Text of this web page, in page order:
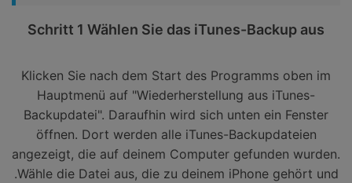
Schritt 1 Wählen Sie das iTunes-Backup aus
Klicken Sie nach dem Start des Programms oben im
Hauptmenü auf "Wiederherstellung aus iTunes-
Backupdatei". Daraufhin wird sich unten ein Fenster
öffnen. Dort werden alle iTunes-Backupdateien
angezeigt, die auf deinem Computer gefunden wurden.
.Wähle die Datei aus, die zu deinem iPhone gehört und